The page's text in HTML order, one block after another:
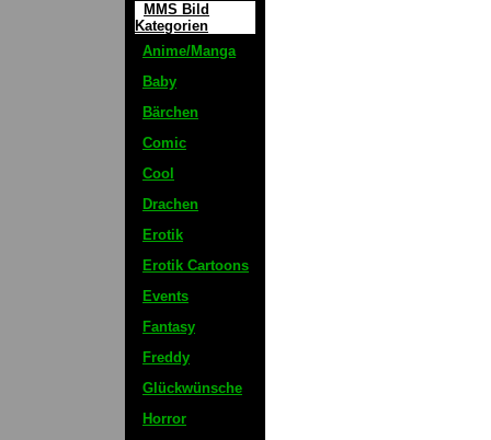
MMS Bild
Kategorien
Anime/Manga
Baby
Bärchen
Comic
Cool
Drachen
Erotik
Erotik Cartoons
Events
Fantasy
Freddy
Glückwünsche
Horror